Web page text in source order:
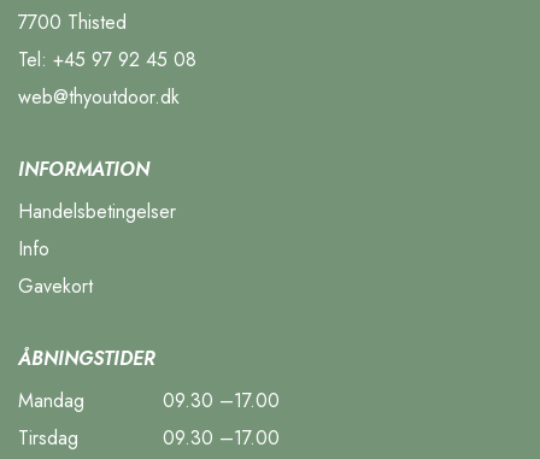
7700 Thisted
Tel: +45 97 92 45 08
web@thyoutdoor.dk
INFORMATION
Handelsbetingelser
Info
Gavekort
ÅBNINGSTIDER
Mandag
09.30 –17.00
Tirsdag
09.30 –17.00